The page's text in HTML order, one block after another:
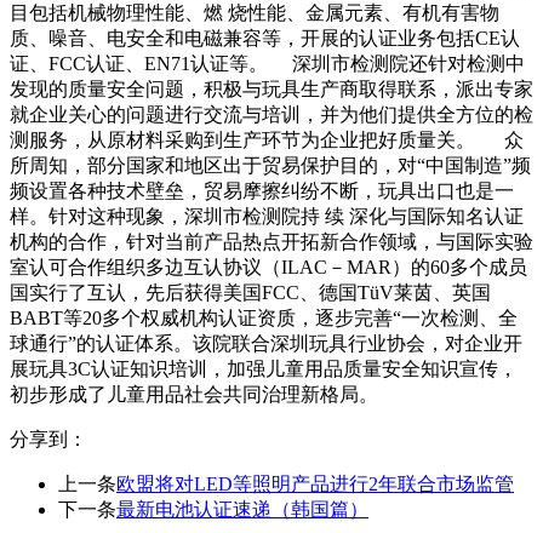
目包括机械物理性能、燃 烧性能、金属元素、有机有害物
质、噪音、电安全和电磁兼容等，开展的认证业务包括CE认
证、FCC认证、EN71认证等。 深圳市检测院还针对检测中
发现的质量安全问题，积极与玩具生产商取得联系，派出专家
就企业关心的问题进行交流与培训，并为他们提供全方位的检
测服务，从原材料采购到生产环节为企业把好质量关。 众
所周知，部分国家和地区出于贸易保护目的，对“中国制造”频
频设置各种技术壁垒，贸易摩擦纠纷不断，玩具出口也是一
样。针对这种现象，深圳市检测院持 续 深化与国际知名认证
机构的合作，针对当前产品热点开拓新合作领域，与国际实验
室认可合作组织多边互认协议（ILAC－MAR）的60多个成员
国实行了互认，先后获得美国FCC、德国TüV莱茵、英国
BABT等20多个权威机构认证资质，逐步完善“一次检测、全
球通行”的认证体系。该院联合深圳玩具行业协会，对企业开
展玩具3C认证知识培训，加强儿童用品质量安全知识宣传，
初步形成了儿童用品社会共同治理新格局。
分享到：
上一条欧盟将对LED等照明产品进行2年联合市场监管
下一条最新电池认证速递（韩国篇）